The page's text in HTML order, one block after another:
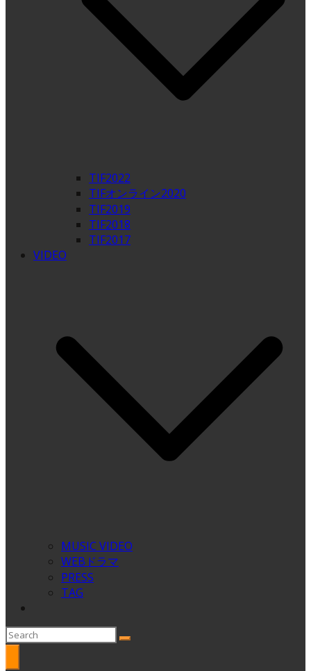
TIF2022
TIFオンライン2020
TIF2019
TIF2018
TIF2017
VIDEO
MUSIC VIDEO
WEBドラマ
PRESS
TAG